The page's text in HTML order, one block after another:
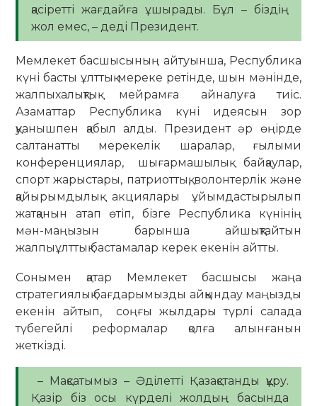
қасіретті жағдайға ұшырады. Бұл – біздің
жол емес, – деді Президент.
Мемлекет басшысының айтуынша, Республика
күні басты ұлттық мереке ретінде, шын мәнінде,
жалпыхалықтық мейрамға айналуға тиіс.
Азаматтар Республика күні идеясын зор
қуанышпен қабыл алды. Президент әр өңірде
салтанатты мерекелік шаралар, ғылыми
конференциялар, шығармашылық байқаулар,
спорт жарыстары, патриоттық, волонтерлік және
қайырымдылық акциялары ұйымдастырылып
жатқанын атап өтіп, бізге Республика күнінің
мән-маңызын барынша айшықтайтын
жалпыұлттық бастамалар керек екенін айтты.
Сонымен қатар Мемлекет басшысы жаңа
стратегиялық бағдарымызды айқындау маңызды
екенін айтып, соңғы жылдары түрлі салада
түбегейлі реформалар қолға алынғанын
жеткізді.
– Мақсатымыз – Әділетті Қазақстанды құру.
Қазір біз осы күрделі жолдың басында